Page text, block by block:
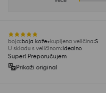
boja:boja kože kupljena veličina:S
U skladu s veličinom:idealno
Super! Preporučujem
Prikaži original